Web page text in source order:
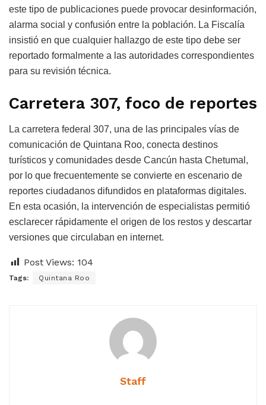
este tipo de publicaciones puede provocar desinformación,
alarma social y confusión entre la población. La Fiscalía
insistió en que cualquier hallazgo de este tipo debe ser
reportado formalmente a las autoridades correspondientes
para su revisión técnica.
Carretera 307, foco de reportes
La carretera federal 307, una de las principales vías de
comunicación de Quintana Roo, conecta destinos
turísticos y comunidades desde Cancún hasta Chetumal,
por lo que frecuentemente se convierte en escenario de
reportes ciudadanos difundidos en plataformas digitales.
En esta ocasión, la intervención de especialistas permitió
esclarecer rápidamente el origen de los restos y descartar
versiones que circulaban en internet.
Post Views: 104
Tags: Quintana Roo
Staff